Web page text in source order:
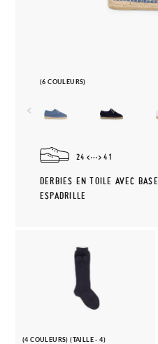
(6 COULEURS)
24 41
DERBIES EN TOILE AVEC BASE
ESPADRILLE
(4 COULEURS) (TAILLE - 4)